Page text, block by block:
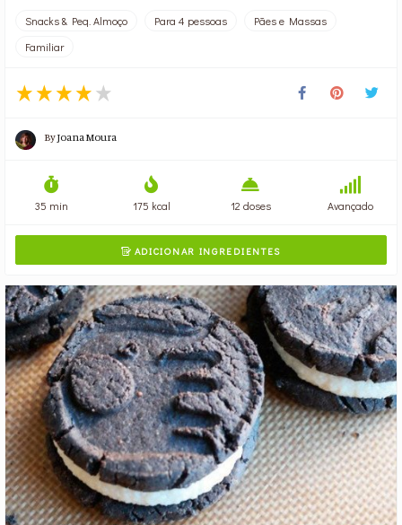
Snacks & Peq. Almoço Para 4 pessoas
Pães e Massas
Familiar
ByJoana Moura
35 min 175 kcal 12 doses Avançado
ADICIONAR INGREDIENTES